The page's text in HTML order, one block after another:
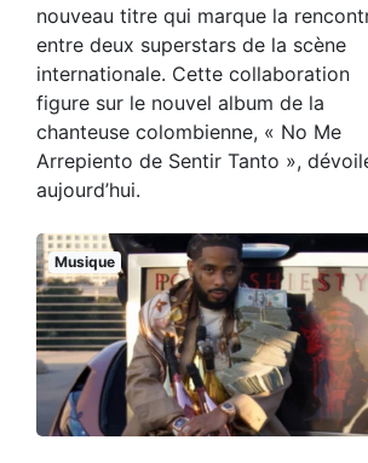
nouveau titre qui marque la
entre deux superstars de la scène
internationale. Cette collaboration
figure sur le nouvel album de la
chanteuse colombienne, « No Me
Arrepiento de Sentir Tanto »,
aujourd’hui.
Musique